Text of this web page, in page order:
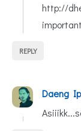
http://
REPLY
Daeng